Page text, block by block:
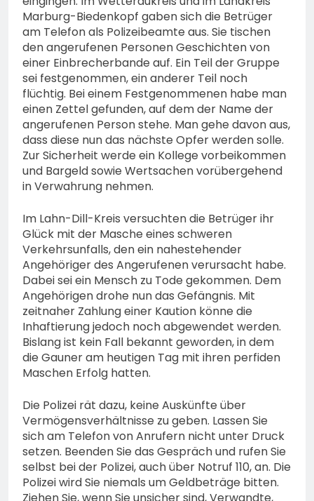
74-jähriger Claus-Peter
H. weiterhin vermisst –
Erneute Veröffentlichung
eines Fotos
6. August 2026
Marburg-Biedenkopf gaben sich die Betrüger
am Telefon als Polizeibeamte aus. Sie tischen
den angerufenen Personen Geschichten von
einer Einbrecherbande auf. Ein Teil der Gruppe
sei festgenommen, ein anderer Teil noch
flüchtig. Bei einem Festgenommenen habe man
einen Zettel gefunden, auf dem der Name der
angerufenen Person stehe. Man gehe davon aus,
dass diese nun das nächste Opfer werden solle.
Zur Sicherheit werde ein Kollege vorbeikommen
und Bargeld sowie Wertsachen vorübergehend
in Verwahrung nehmen.
Im Lahn-Dill-Kreis versuchten die Betrüger ihr
Glück mit der Masche eines schweren
Verkehrsunfalls, den ein nahestehender
Angehöriger des Angerufenen verursacht habe.
Dabei sei ein Mensch zu Tode gekommen. Dem
Angehörigen drohe nun das Gefängnis. Mit
zeitnaher Zahlung einer Kaution könne die
Inhaftierung jedoch noch abgewendet werden.
Bislang ist kein Fall bekannt geworden, in dem
die Gauner am heutigen Tag mit ihren perfiden
Maschen Erfolg hatten.
Die Polizei rät dazu, keine Auskünfte über
Vermögensverhältnisse zu geben. Lassen Sie
sich am Telefon von Anrufern nicht unter Druck
setzen. Beenden Sie das Gespräch und rufen Sie
selbst bei der Polizei, auch über Notruf 110, an. Die
Polizei wird Sie niemals um Geldbeträge bitten.